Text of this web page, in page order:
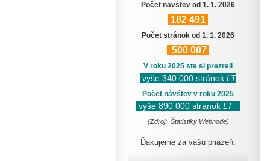
Počet návštev od 1. 1. 2026
182 491
Počet stránok od 1. 1. 2026
500 007
V roku 2025 ste si prezreli
vyše 340 000 stránok LT
Počet návštev v roku 2025
vyše 890 000 stránok LT
(Zdroj: Štatistiky Webnode)
Ďakujeme za vašu priazeň.